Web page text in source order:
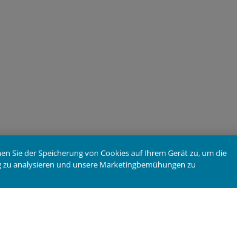
Sie der Speicherung von Cookies auf Ihrem Gerät zu, um die
analysieren und unsere Marketingbemühungen zu